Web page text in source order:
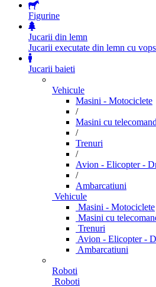
Figurine
Jucarii din lemn
Jucarii executate din lemn cu
Jucarii baieti
Vehicule
Masini - Motociclete
/
Masini cu
/
Trenuri
/
Avion - Elicopter -
/
Ambarcatiuni
Vehicule
Masini - Motociclete
Masini cu
Trenuri
Avion - Elicopter -
Ambarcatiuni
Roboti
Roboti